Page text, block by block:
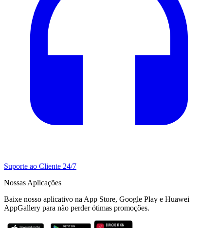
Suporte ao Cliente 24/7
Nossas Aplicações
Baixe nosso aplicativo na App Store, Google Play e Huawei
AppGallery para não perder ótimas promoções.